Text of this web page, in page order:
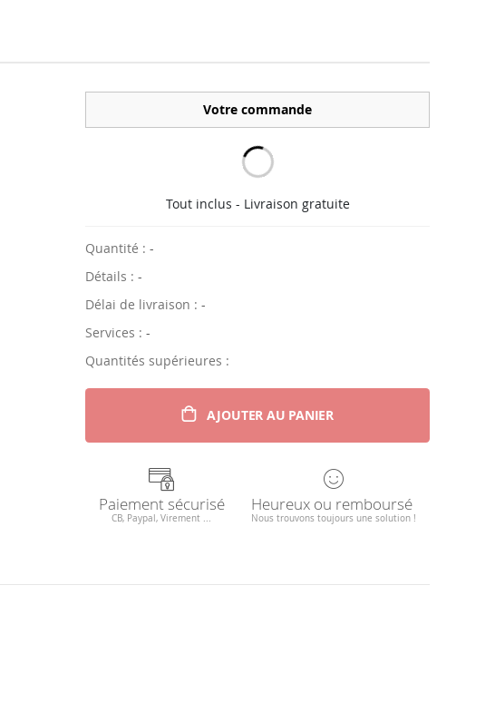
Votre commande
Tout inclus - Livraison gratuite
Quantité : -
Détails : -
Délai de livraison : -
Services : -
Quantités supérieures :
AJOUTER AU PANIER
Paiement sécurisé
CB, Paypal, Virement ...
Heureux ou remboursé
Nous trouvons toujours une solution !